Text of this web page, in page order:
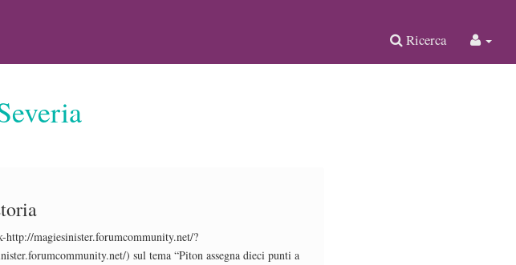
Ricerca
magiesinister.forumcommunity.net/?
) sul tema “Piton assegna dieci punti a